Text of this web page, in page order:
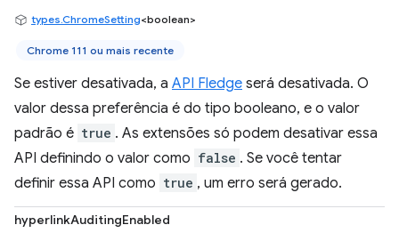
types.ChromeSetting<boolean>
Chrome 111 ou mais recente
Se estiver desativada, a API Fledge será desativada. O
valor dessa preferência é do tipo booleano, e o valor
padrão é true . As extensões só podem desativar essa
API definindo o valor como false . Se você tentar
definir essa API como true , um erro será gerado.
hyperlinkAuditingEnabled